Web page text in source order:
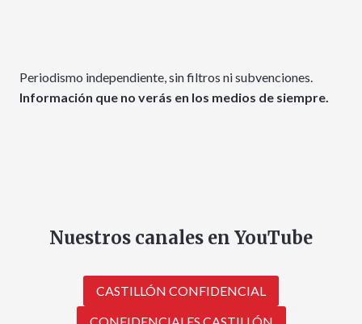
Periodismo independiente, sin filtros ni subvenciones.
Información que no verás en los medios de siempre.
Nuestros canales en YouTube
CASTILLÓN CONFIDENCIAL